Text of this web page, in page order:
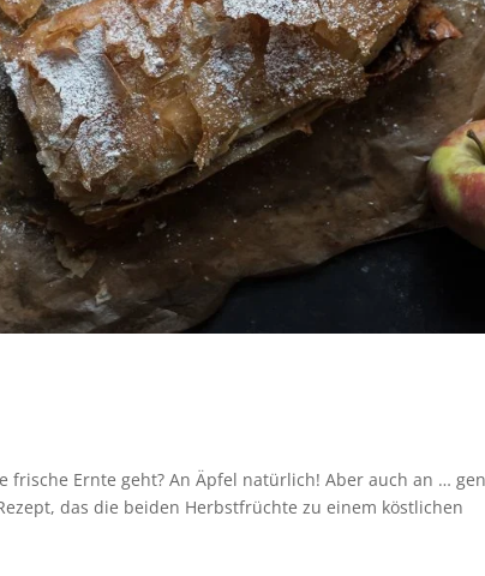
frische Ernte geht? An Äpfel natürlich! Aber auch an …
das die beiden Herbstfrüchte zu einem köstlichen